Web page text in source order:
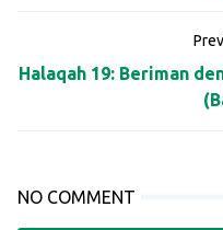
Halaqah 19: Beriman
NO COMMENT